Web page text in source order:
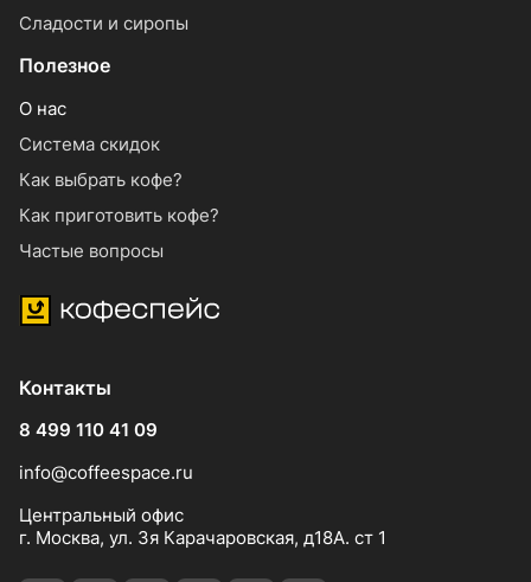
Сладости и сиропы
Полезное
О нас
Система скидок
Как выбрать кофе?
Как приготовить кофе?
Частые вопросы
Контакты
8 499 110 41 09
info@coffeespace.ru
Центральный офис
г. Москва, ул. 3я Карачаровская, д18А. ст 1